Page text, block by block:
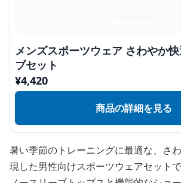
メンズスポーツウェア さわやか
ブセット
¥4,420
商品の詳細を見る
暑い季節のトレーニングに最適な、さ
現した男性向けスポーツウェアセットで